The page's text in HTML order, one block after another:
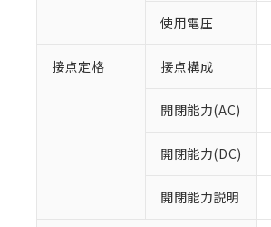
使用電圧
接点定格 接点構成
開閉能力(AC)
開閉能力(DC)
開閉能力説明